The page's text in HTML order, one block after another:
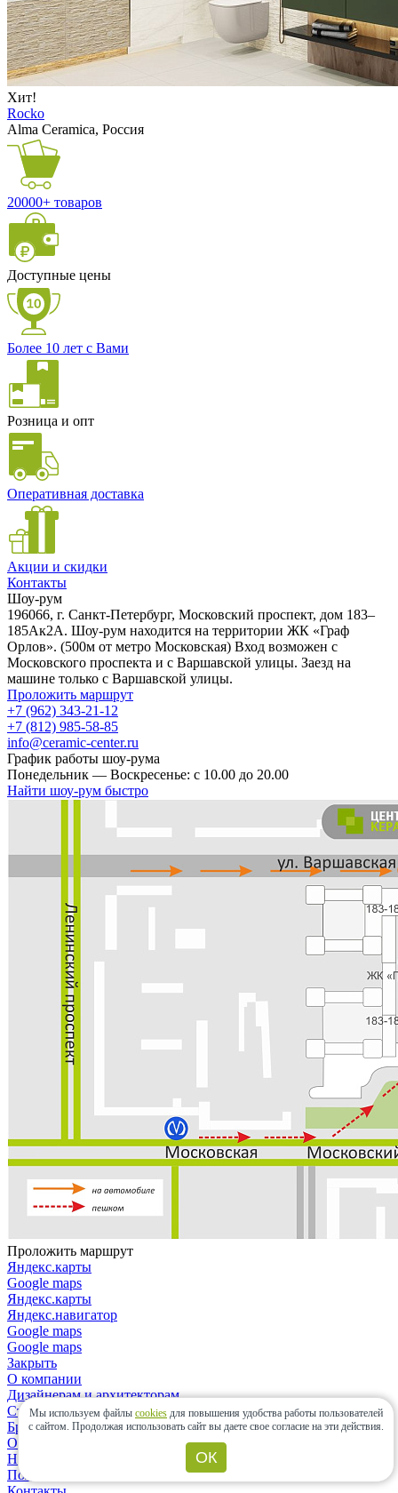
Хит!
Rocko
Alma Ceramica, Россия
20000+ товаров
Доступные цены
Более 10 лет с Вами
Розница и опт
Оперативная доставка
Акции и скидки
Контакты
Шоу-рум
196066, г. Санкт-Петербург, Московский проспект, дом 183–
185Ак2А. Шоу-рум находится на территории ЖК «Граф
Орлов». (500м от метро Московская) Вход возможен с
Московского проспекта и с Варшавской улицы. Заезд на
машине только с Варшавской улицы.
Проложить маршрут
+7 (962) 343-21-12
+7 (812) 985-58-85
info@ceramic-center.ru
График работы шоу-рума
Понедельник — Воскресенье: с 10.00 до 20.00
Найти шоу-рум быстро
Проложить маршрут
Яндекс.карты
Google maps
Яндекс.карты
Яндекс.навигатор
Google maps
Google maps
Закрыть
О компании
Дизайнерам и архитекторам
Строительным организациям
Бренды
Отзывы
Новости
Политика конфиденциальности
Мы используем файлы cookies для повышения удобства работы пользователей
с сайтом. Продолжая использовать сайт вы даете свое согласие на эти действия.
ОК